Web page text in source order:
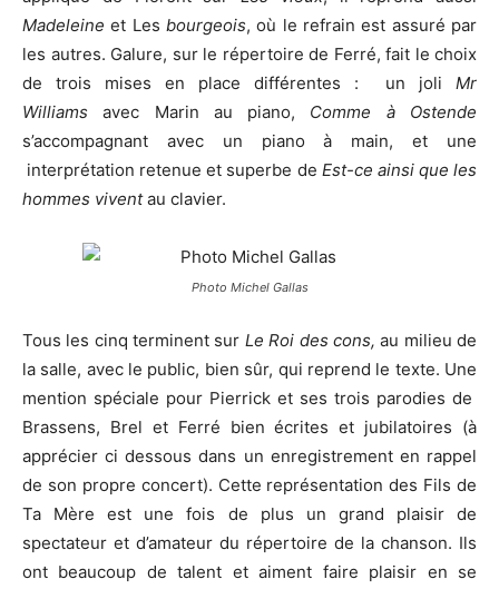
Madeleine et Les bourgeois, où le refrain est assuré par
les autres. Galure, sur le répertoire de Ferré, fait le choix
de trois mises en place différentes : un joli Mr
Williams avec Marin au piano, Comme à Ostende
s’accompagnant avec un piano à main, et une
interprétation retenue et superbe de Est-ce ainsi que les
hommes viventau clavier.
Photo Michel Gallas
Tous les cinq terminent sur Le Roi des cons, au milieu de
la salle, avec le public, bien sûr, qui reprend le texte. Une
mention spéciale pour Pierrick et ses trois parodies de
Brassens, Brel et Ferré bien écrites et jubilatoires (à
apprécier ci dessous dans un enregistrement en rappel
de son propre concert). Cette représentation des Fils de
Ta Mère est une fois de plus un grand plaisir de
spectateur et d’amateur du répertoire de la chanson. Ils
ont beaucoup de talent et aiment faire plaisir en se